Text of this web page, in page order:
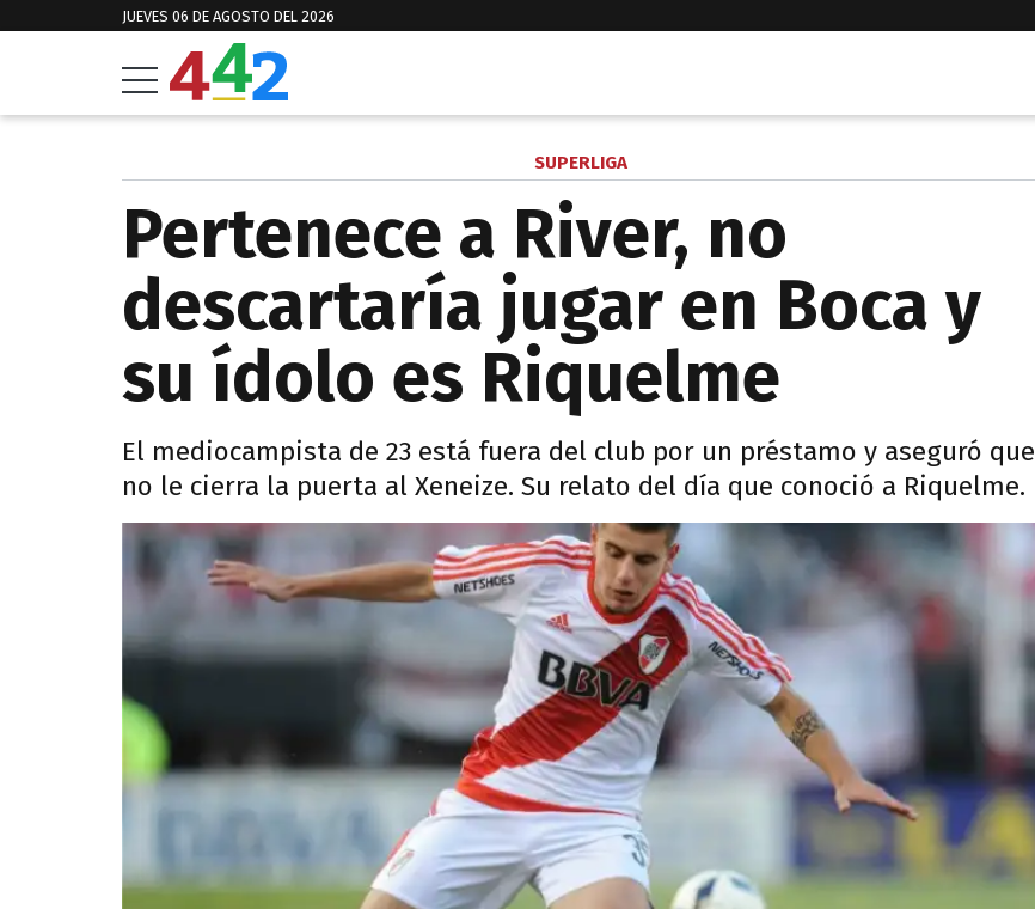
JUEVES 06 DE AGOSTO DEL 2026
SUPERLIGA
Pertenece a River, no
descartaría jugar en Boca y
su ídolo es Riquelme
El mediocampista de 23 está fuera del club por un préstamo y aseguró que
no le cierra la puerta al Xeneize. Su relato del día que conoció a Riquelme.